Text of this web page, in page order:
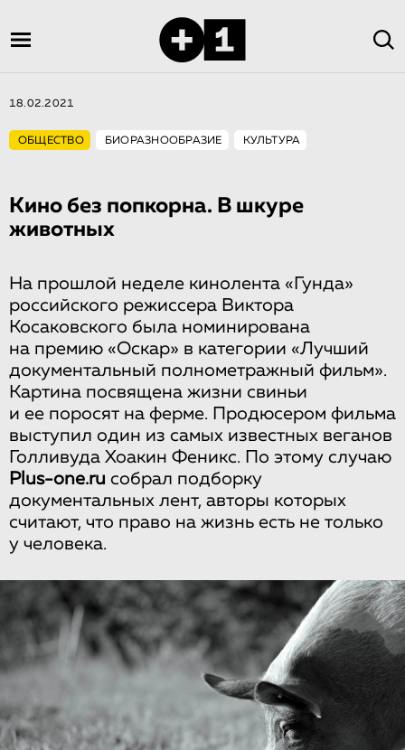
18.02.2021
ОБЩЕСТВО БИОРАЗНООБРАЗИЕ КУЛЬТУРА
Кино без попкорна. В шкуре
животных
На прошлой неделе кинолента «Гунда»
российского режиссера Виктора
Косаковского была номинирована
на премию «Оскар» в категории «Лучший
документальный полнометражный фильм».
Картина посвящена жизни свиньи
и ее поросят на ферме. Продюсером фильма
выступил один из самых известных веганов
Голливуда Хоакин Феникс. По этому случаю
Plus-one.ru собрал подборку
документальных лент, авторы которых
считают, что право на жизнь есть не только
у человека.